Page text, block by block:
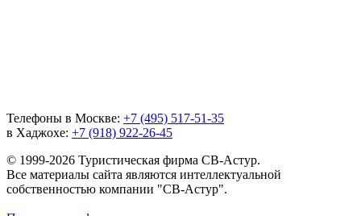
Телефоны в Москве: +7 (495) 517-51-35
в Хаджохе: +7 (918) 922-26-45
© 1999-2026 Туристическая фирма СВ-Астур.
Все материалы сайта являются интеллектуальной
собственностью компании "СВ-Астур".